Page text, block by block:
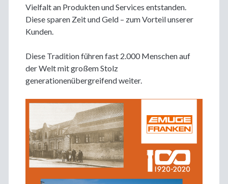
Vielfalt an Produkten und Services entstanden.
Diese sparen Zeit und Geld – zum Vorteil unserer
Kunden.
Diese Tradition führen fast 2.000 Menschen auf
der Welt mit großem Stolz
generationenübergreifend weiter.